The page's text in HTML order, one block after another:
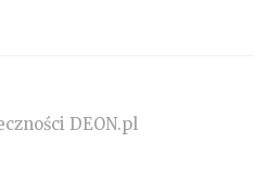
DEON.pl